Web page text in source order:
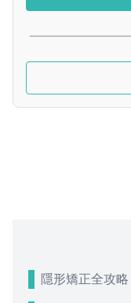
隱形矯正全攻